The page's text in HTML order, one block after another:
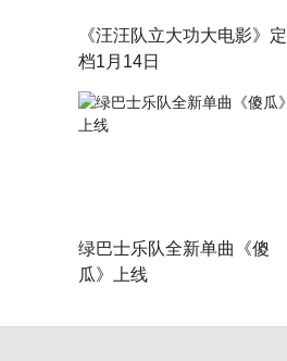
《汪汪队立大功大电影》定
档1月14日
绿巴士乐队全新单曲《傻
瓜》上线